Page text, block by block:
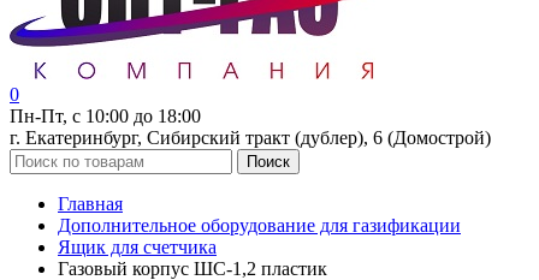
0
Пн-Пт, с 10:00 до 18:00
г. Екатеринбург, Сибирский тракт (дублер), 6 (Домострой)
Поиск
Главная
Дополнительное оборудование для газификации
Ящик для счетчика
Газовый корпус ШС-1,2 пластик